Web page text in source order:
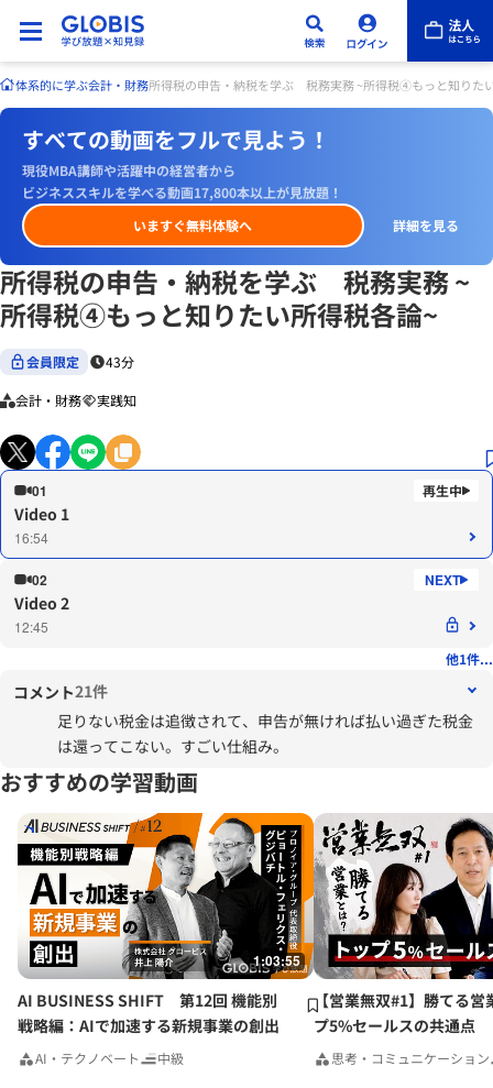
体系的に学ぶ会計・財務所得税の申告・納税を学ぶ 税務実務 ~所得税④もっと知りた
すべての動画をフルで見よう！
現役MBA講師や活躍中の経営者から
ビジネススキルを学べる動画17,800本以上が見放題！
いますぐ無料体験へ
詳細を見る
所得税の申告・納税を学ぶ 税務実務 ~
所得税④もっと知りたい所得税各論~
会員限定 43分
会計・財務 実践知
01
Video 1
16:54
02
Video 2
12:45
他1件...
コメント21件
足りない税金は追徴されて、申告が無ければ払い過ぎた税金
は還ってこない。すごい仕組み。
おすすめの学習動画
1:03:55
AI BUSINESS SHIFT 第12回 機能別
戦略編：AIで加速する新規事業の創出
AI・テクノベート 中級
【営業無双#1】勝てる営
プ5%セールスの共通点
思考・コミュニケーション